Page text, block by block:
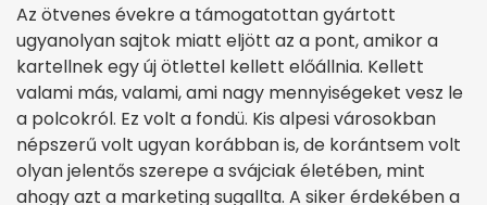
Az ötvenes évekre a támogatottan gyártott
ugyanolyan sajtok miatt eljött az a pont, amikor a
kartellnek egy új ötlettel kellett előállnia. Kellett
valami más, valami, ami nagy mennyiségeket vesz le
a polcokról. Ez volt a fondü. Kis alpesi városokban
népszerű volt ugyan korábban is, de korántsem volt
olyan jelentős szerepe a svájciak életében, mint
ahogy azt a marketing sugallta. A siker érdekében a